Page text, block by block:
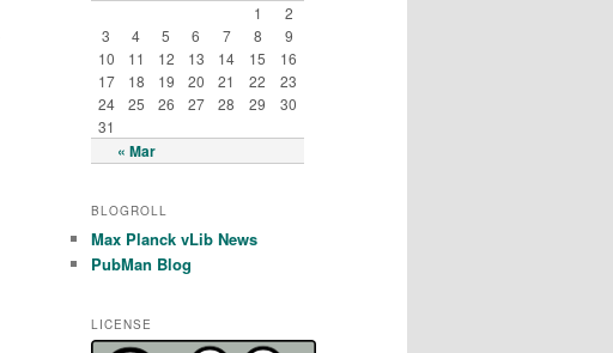
« Mar
1
2
3
4 5 6 7 8
9
10
11 12 13 14 15
16
17
18 19 20 21 22
23
24
25 26 27 28 29
30
31
BLOGROLL
Max Planck vLib News
PubMan Blog
LICENSE